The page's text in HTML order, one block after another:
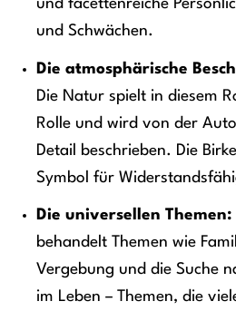
und facettenreiche
und Schwächen.
Die atmosphärische
Die Natur spielt in diesem
Rolle und wird von der
Detail beschrieben. Die
Symbol für
Die universellen Themen:
behandelt Themen wie
Vergebung und die Suche
im Leben – Themen, die